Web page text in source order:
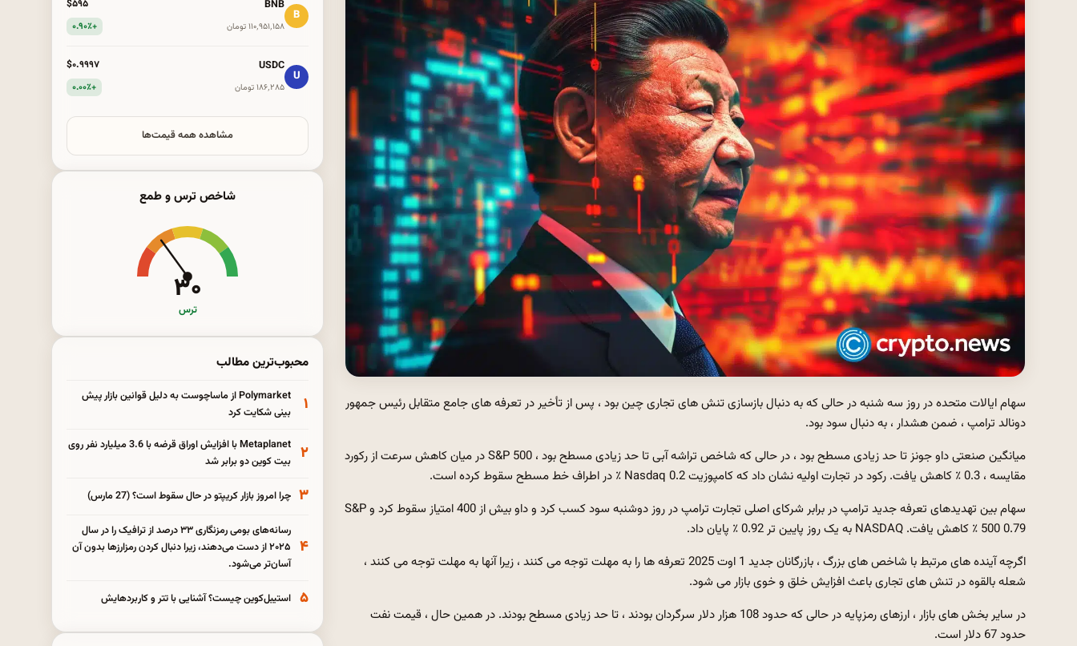
سهام ایالات متحده در روز سه شنبه در حالی که به دنبال بازسازی تنش های تجاری چین بود ، پس از تأخیر در تعرفه های جامع متقابل رئیس جمهور
دونالد ترامپ ، ضمن هشدار ، به دنبال سود بود.
میانگین صنعتی داو جونز تا حد زیادی مسطح بود ، در حالی که شاخص تراشه آبی تا حد زیادی مسطح بود ، S&P 500 در میان کاهش سرعت از رکورد
مقایسه ، 0.3 ٪ کاهش یافت. رکود در تجارت اولیه نشان داد که کامپوزیت Nasdaq 0.2 ٪ در اطراف خط مسطح سقوط کرده است.
سهام بین تهدیدهای تعرفه جدید ترامپ در برابر شرکای اصلی تجارت ترامپ در روز دوشنبه سود کسب کرد و داو بیش از 400 امتیاز سقوط کرد و S&P
500 0.79 ٪ کاهش یافت. NASDAQ به یک روز پایین تر 0.92 ٪ پایان داد.
اگرچه آینده های مرتبط با شاخص های بزرگ ، بازرگانان جدید 1 اوت 2025 تعرفه ها را به مهلت توجه می کنند ، زیرا آنها به مهلت توجه می کنند ،
شعله بالقوه در تنش های تجاری باعث افزایش خلق و خوی بازار می شود.
در سایر بخش های بازار ، ارزهای رمزپایه در حالی که حدود 108 هزار دلار سرگردان بودند ، تا حد زیادی مسطح بودند. در همین حال ، قیمت نفت
حدود 67 دلار است.
B
BNB
۱۱۰٬۹۵۱٬۱۵۸ تومان
$۵۹۵
+۰.۹۰٪
U
USDC
۱۸۶٬۲۸۵ تومان
$۰.۹۹۹۷
+۰.۰۰٪
مشاهده همه قیمت‌ها
شاخص ترس و طمع
۳۰
ترس
محبوب‌ترین مطالب
۱
Polymarket از ماساچوست به دلیل قوانین بازار پیش
بینی شکایت کرد
۲
Metaplanet با افزایش اوراق قرضه با 3.6 میلیارد نفر روی
بیت کوین دو برابر شد
۳ چرا امروز بازار کریپتو در حال سقوط است؟ (27 مارس)
۴
رسانه‌های بومی رمزنگاری ۳۳ درصد از ترافیک را در سال
۲۰۲۵ از دست می‌دهند، زیرا دنبال کردن رمزارزها بدون آن
آسان‌تر می‌شود.
۵ استیبل‌کوین چیست؟ آشنایی با تتر و کاربردهایش